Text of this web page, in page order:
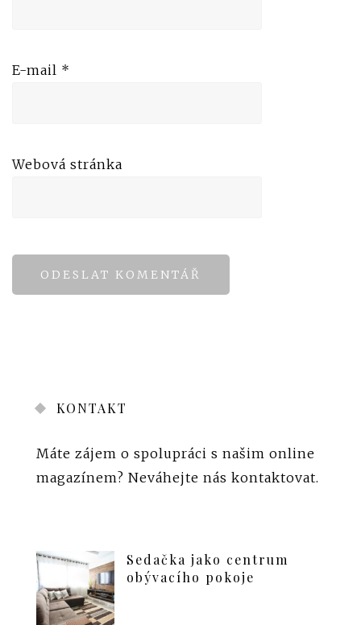
E-mail *
Webová stránka
KONTAKT
Máte zájem o spolupráci s našim online
magazínem? Neváhejte nás kontaktovat.
Sedačka jako centrum
obývacího pokoje